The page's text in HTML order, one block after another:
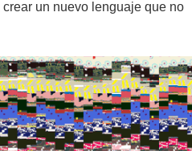
un nuevo lenguaje que no